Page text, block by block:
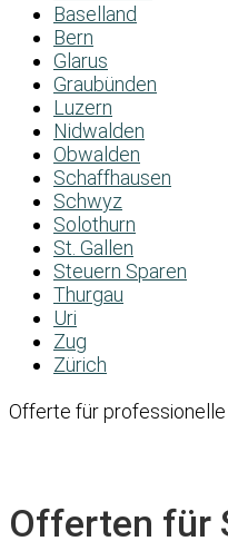
Baselland
Bern
Glarus
Graubünden
Luzern
Nidwalden
Obwalden
Schaffhausen
Schwyz
Solothurn
St. Gallen
Steuern Sparen
Thurgau
Uri
Zug
Zürich
Offerte für
Offerten für